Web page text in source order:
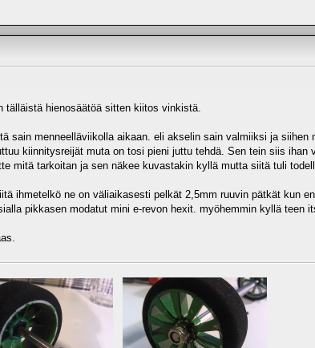
hienosäätöä sitten kiitos vinkistä.
sain menneelläviikolla aikaan. eli akselin sain valmiiksi ja
kiinnitysreijät muta on tosi pieni juttu tehdä. Sen tein siis
mitä tarkoitan ja sen näkee kuvastakin kyllä mutta siitä tuli
ihmetelkö ne on väliaikasesti pelkät 2,5mm ruuvin pätkät kun
pikkasen modatut mini e-revon hexit. myöhemmin kyllä teen